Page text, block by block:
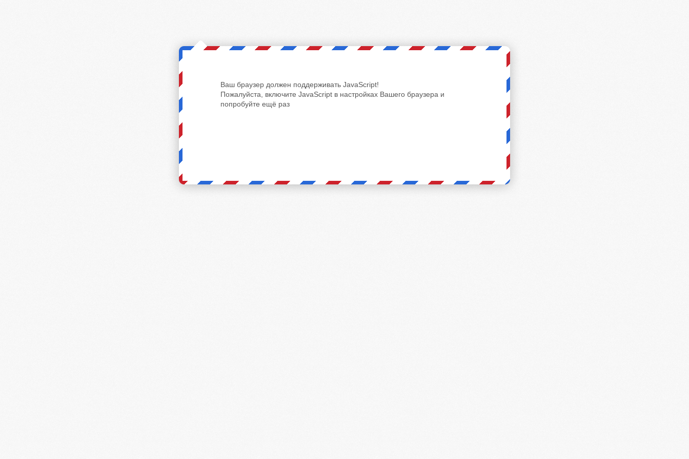
Ваш браузер должен поддерживать JavaScript!
Пожалуйста, включите JavaScript в настройках Вашего браузера и
попробуйте ещё раз